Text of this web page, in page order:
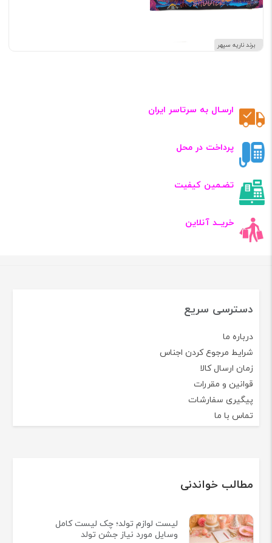
برند ناریه سپهر
ارسـال به سرتاسر ایران
پرداخت در محل
تضـمین کیفیت
خریــد آنلاین
دسترسی سریع
درباره ما
شرایط مرجوع کردن اجناس
زمان ارسال کالا
قوانین و مقررات
پیگیری سفارشات
تماس با ما
مطالب خواندنی
لیست لوازم تولد؛ چک لیست کامل
وسایل مورد نیاز جشن تولد